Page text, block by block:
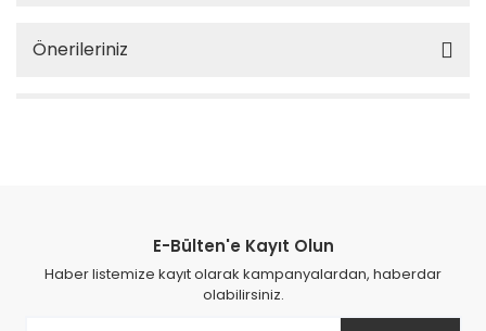
Önerileriniz
E-Bülten'e Kayıt Olun
Haber listemize kayıt olarak kampanyalardan, haberdar
olabilirsiniz.